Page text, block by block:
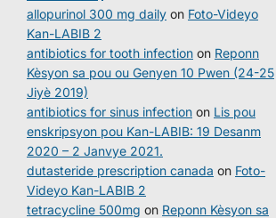
allopurinol 300 mg daily on Foto-Videyo
Kan-LABIB 2
antibiotics for tooth infection on Reponn
Kèsyon sa pou ou Genyen 10 Pwen (24-25
Jiyè 2019)
antibiotics for sinus infection on Lis pou
enskripsyon pou Kan-LABIB: 19 Desanm
2020 – 2 Janvye 2021.
dutasteride prescription canada on Foto-
Videyo Kan-LABIB 2
tetracycline 500mg on Reponn Kèsyon sa